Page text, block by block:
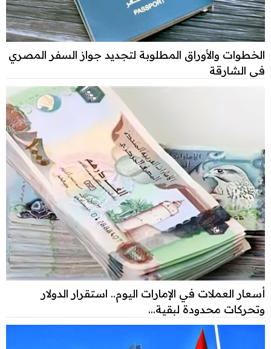
الخطوات والأوراق المطلوبة لتجديد جواز السفر المصري
في الشارقة
أسعار العملات في الإمارات اليوم.. استقرار الدولار
وتحركات محدودة لبقية...